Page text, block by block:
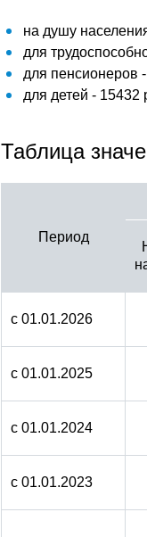
на душу
для
для пенсионеров
для детей - 15432
Таблица
Период
с 01.01.2026
с 01.01.2025
с 01.01.2024
с 01.01.2023